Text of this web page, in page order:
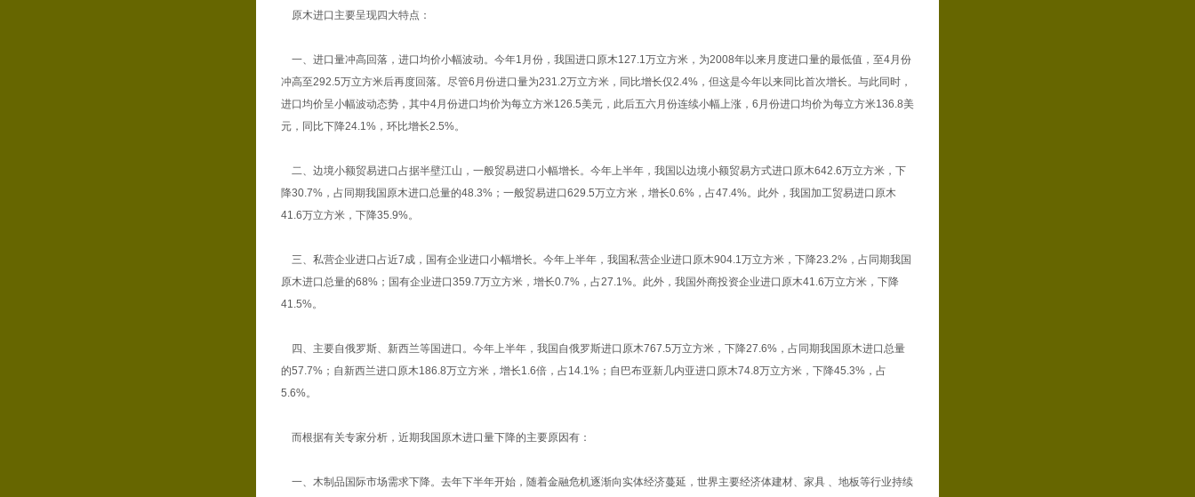
原木进口主要呈现四大特点：
一、进口量冲高回落，进口均价小幅波动。今年1月份，我国进口原木127.1万立方米，为2008年以来月度进口量的最低值，至4月份
冲高至292.5万立方米后再度回落。尽管6月份进口量为231.2万立方米，同比增长仅2.4%，但这是今年以来同比首次增长。与此同时，
进口均价呈小幅波动态势，其中4月份进口均价为每立方米126.5美元，此后五六月份连续小幅上涨，6月份进口均价为每立方米136.8美
元，同比下降24.1%，环比增长2.5%。
二、边境小额贸易进口占据半壁江山，一般贸易进口小幅增长。今年上半年，我国以边境小额贸易方式进口原木642.6万立方米，下
降30.7%，占同期我国原木进口总量的48.3%；一般贸易进口629.5万立方米，增长0.6%，占47.4%。此外，我国加工贸易进口原木
41.6万立方米，下降35.9%。
三、私营企业进口占近7成，国有企业进口小幅增长。今年上半年，我国私营企业进口原木904.1万立方米，下降23.2%，占同期我国
原木进口总量的68%；国有企业进口359.7万立方米，增长0.7%，占27.1%。此外，我国外商投资企业进口原木41.6万立方米，下降
41.5%。
四、主要自俄罗斯、新西兰等国进口。今年上半年，我国自俄罗斯进口原木767.5万立方米，下降27.6%，占同期我国原木进口总量
的57.7%；自新西兰进口原木186.8万立方米，增长1.6倍，占14.1%；自巴布亚新几内亚进口原木74.8万立方米，下降45.3%，占
5.6%。
而根据有关专家分析，近期我国原木进口量下降的主要原因有：
一、木制品国际市场需求下降。去年下半年开始，随着金融危机逐渐向实体经济蔓延，世界主要经济体建材、家具 、地板等行业持续